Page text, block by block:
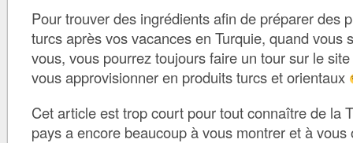
Pour trouver des ingrédients afin de préparer des
turcs après vos vacances en Turquie, quand vous
vous, vous pourrez toujours faire un tour sur le site
vous approvisionner en produits turcs et orientaux
Cet article est trop court pour tout connaître de la
pays a encore beaucoup à vous montrer et à vous